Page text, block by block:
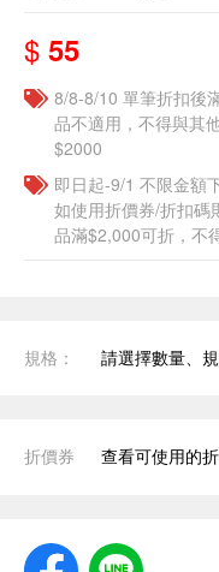
$ 55
8/8-8/10 單筆折扣後
品不適用，不得與其
$2000
即日起-9/1 不限金額
如使用折價券/折扣碼
品滿$2,000可折，不
規格： 請選擇數量、
折價券 查看可使用的